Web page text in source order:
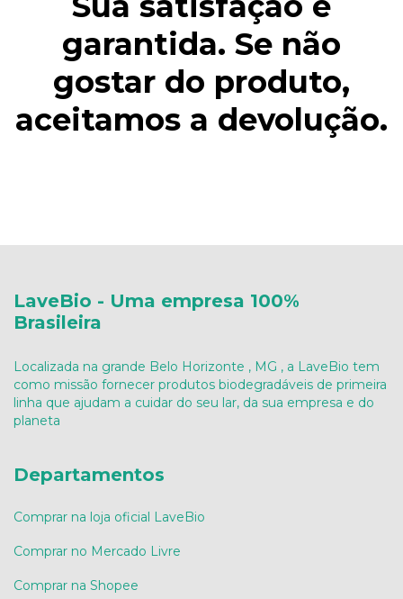
garantida. Se não
gostar do produto,
aceitamos a devolução.
LaveBio - Uma empresa 100%
Brasileira
Localizada na grande Belo Horizonte , MG , a LaveBio tem
como missão fornecer produtos biodegradáveis de primeira
linha que ajudam a cuidar do seu lar, da sua empresa e do
planeta
Departamentos
Comprar na loja oficial LaveBio
Comprar no Mercado Livre
Comprar na Shopee